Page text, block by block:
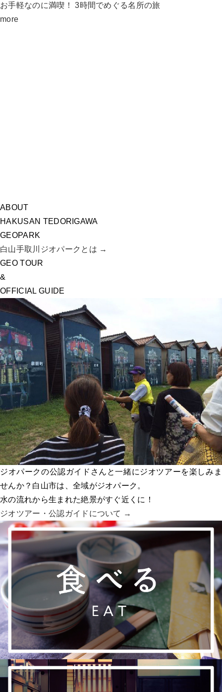
お手軽なのに満喫！ 3時間でめぐる名所の旅
more
ABOUT
HAKUSAN TEDORIGAWA
GEOPARK
白山手取川ジオパークとは →
GEO TOUR
&
OFFICIAL GUIDE
ジオパークの公認ガイドさんと一緒にジオツアーを楽しみま
せんか？白山市は、全域がジオパーク。
水の流れから生まれた絶景がすぐ近くに！
ジオツアー・ 公認ガイドについて →